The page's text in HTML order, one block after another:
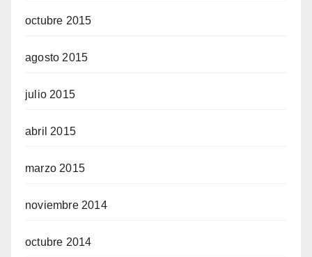
octubre 2015
agosto 2015
julio 2015
abril 2015
marzo 2015
noviembre 2014
octubre 2014